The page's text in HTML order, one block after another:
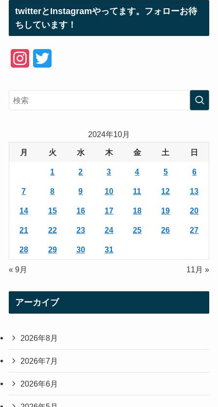
twitterとInstagramやってます。フォローお待
ちしています！
e
r
2024年10月
月 火 水 木 金 土 日
1 2 3 4 5 6
7 8 9 10 11 12 13
14 15 16 17 18 19 20
21 22 23 24 25 26 27
28 29 30 31
« 9月 11月 »
アーカイブ
2026年8月
2026年7月
2026年6月